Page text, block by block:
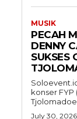
MUSIK
PECAH
DENNY
SUKSES
konser
July 30, 2026